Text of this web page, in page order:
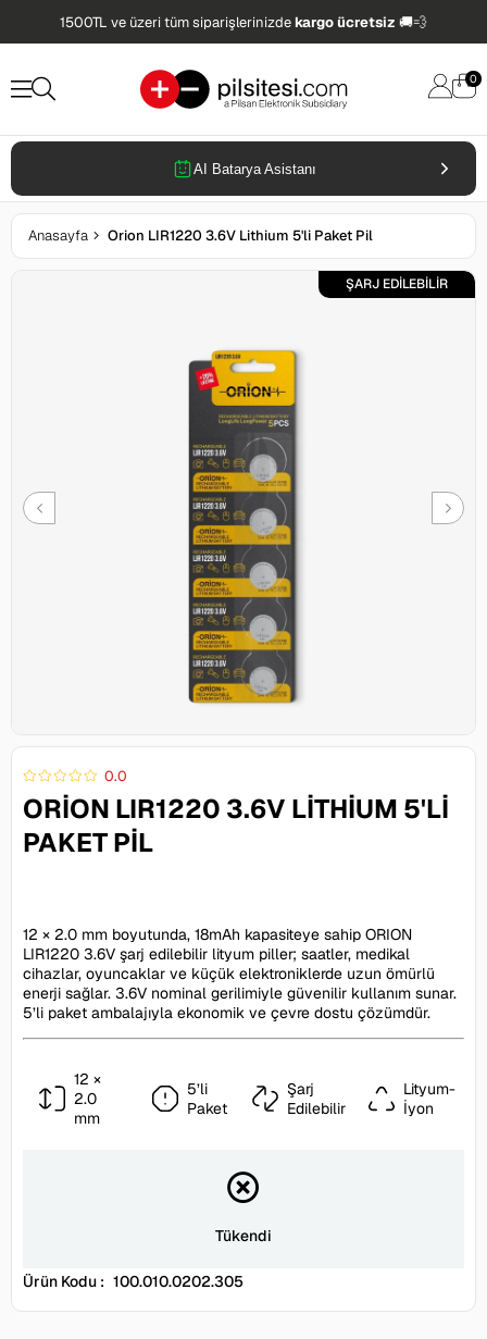
1500TL ve üzeri tüm siparişlerinizdekargo ücretsiz 🚚💨
0
AI Batarya Asistanı
Anasayfa Orion LIR1220 3.6V Lithium 5'li Paket Pil
ŞARJ EDİLEBİLİR
0.0
ORION LIR1220 3.6V LITHIUM 5'LI
PAKET PIL
12 × 2.0 mm boyutunda, 18mAh kapasiteye sahip ORION
LIR1220 3.6V şarj edilebilir lityum piller; saatler, medikal
cihazlar, oyuncaklar ve küçük elektroniklerde uzun ömürlü
enerji sağlar. 3.6V nominal gerilimiyle güvenilir kullanım sunar.
5’li paket ambalajıyla ekonomik ve çevre dostu çözümdür.
12 ×
2.0
mm
5’li
Paket
Şarj
Edilebilir
Lityum-
İyon
Tükendi
Ürün Kodu : 100.010.0202.305